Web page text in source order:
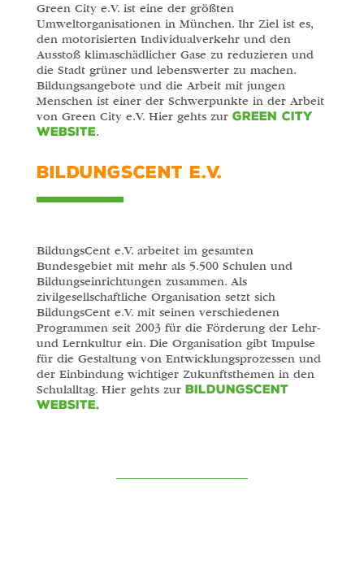
Green City e.V. ist eine der größten
Umweltorganisationen in München. Ihr Ziel ist es,
den motorisierten Individualverkehr und den
Ausstoß klimaschädlicher Gase zu reduzieren und
die Stadt grüner und lebenswerter zu machen.
Bildungsangebote und die Arbeit mit jungen
Menschen ist einer der Schwerpunkte in der Arbeit
von Green City e.V. Hier gehts zur Green City
Website.
BILDUNGSCENT E.V.
BildungsCent e.V. arbeitet im gesamten
Bundesgebiet mit mehr als 5.500 Schulen und
Bildungseinrichtungen zusammen. Als
zivilgesellschaftliche Organisation setzt sich
BildungsCent e.V. mit seinen verschiedenen
Programmen seit 2003 für die Förderung der Lehr-
und Lernkultur ein. Die Organisation gibt Impulse
für die Gestaltung von Entwicklungsprozessen und
der Einbindung wichtiger Zukunftsthemen in den
Schulalltag. Hier gehts zur BildungsCent
Website.